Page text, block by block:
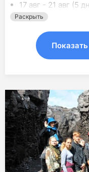
17 авг - 21 авг (5
Раскрыть